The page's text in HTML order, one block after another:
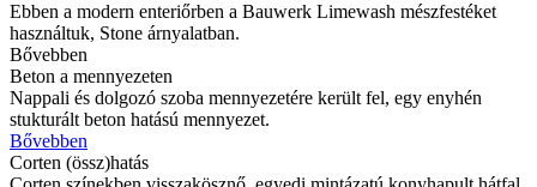
Ebben a modern enteriőrben a Bauwerk Limewash mészfestéket
használtuk, Stone árnyalatban.
Bővebben
Beton a mennyezeten
Nappali és dolgozó szoba mennyezetére került fel, egy enyhén
stukturált beton hatású mennyezet.
Bővebben
Corten (össz)hatás